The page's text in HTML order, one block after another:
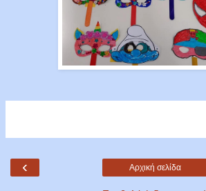
‹ Αρχική σελίδα